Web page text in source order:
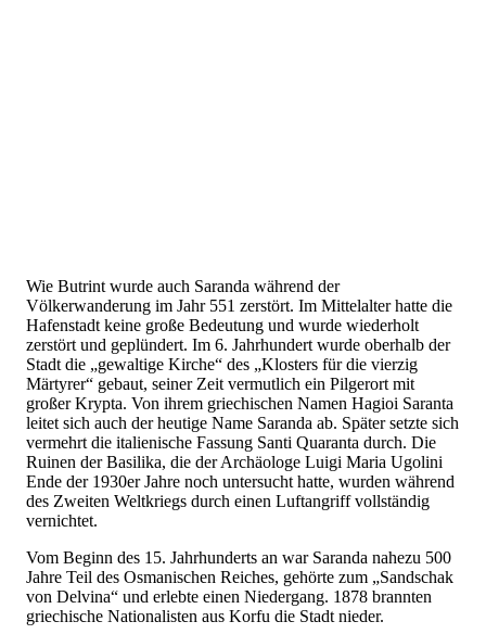
Wie Butrint wurde auch Saranda während der
Völkerwanderung im Jahr 551 zerstört. Im Mittelalter hatte die
Hafenstadt keine große Bedeutung und wurde wiederholt
zerstört und geplündert. Im 6. Jahrhundert wurde oberhalb der
Stadt die „gewaltige Kirche“ des „Klosters für die vierzig
Märtyrer“ gebaut, seiner Zeit vermutlich ein Pilgerort mit
großer Krypta. Von ihrem griechischen Namen Hagioi Saranta
leitet sich auch der heutige Name Saranda ab. Später setzte sich
vermehrt die italienische Fassung Santi Quaranta durch. Die
Ruinen der Basilika, die der Archäologe Luigi Maria Ugolini
Ende der 1930er Jahre noch untersucht hatte, wurden während
des Zweiten Weltkriegs durch einen Luftangriff vollständig
vernichtet.
Vom Beginn des 15. Jahrhunderts an war Saranda nahezu 500
Jahre Teil des Osmanischen Reiches, gehörte zum „Sandschak
von Delvina“ und erlebte einen Niedergang. 1878 brannten
griechische Nationalisten aus Korfu die Stadt nieder.